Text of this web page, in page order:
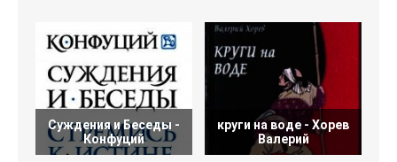
Суждения и Беседы -
Конфуций
круги на воде - Хорев
Валерий